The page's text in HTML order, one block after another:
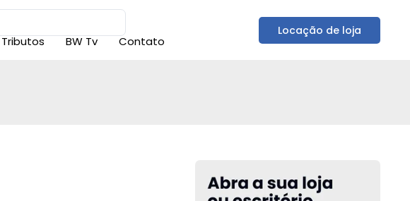
Tributos BW Tv Contato
Locação de loja